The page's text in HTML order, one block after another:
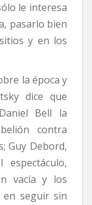
le interesa
pasarlo bien
y en los
la época y
dice que
Bell la
contra
Guy Debord,
vacía y los
en seguir sin